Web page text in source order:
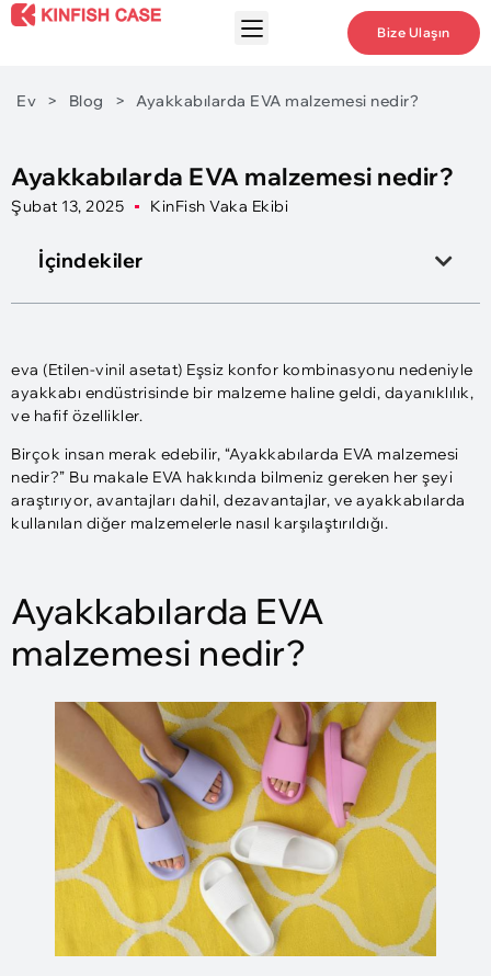
Bize Ulaşın
Ev > Blog > Ayakkabılarda EVA malzemesi nedir?
Ayakkabılarda EVA malzemesi nedir?
Şubat 13, 2025 KinFish Vaka Ekibi
İçindekiler
eva (Etilen-vinil asetat) Eşsiz konfor kombinasyonu nedeniyle
ayakkabı endüstrisinde bir malzeme haline geldi, dayanıklılık,
ve hafif özellikler.
Birçok insan merak edebilir, “Ayakkabılarda EVA malzemesi
nedir?” Bu makale EVA hakkında bilmeniz gereken her şeyi
araştırıyor, avantajları dahil, dezavantajlar, ve ayakkabılarda
kullanılan diğer malzemelerle nasıl karşılaştırıldığı.
Ayakkabılarda EVA
malzemesi nedir?